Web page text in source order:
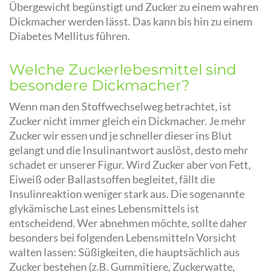
Übergewicht begünstigt und Zucker zu einem wahren
Dickmacher werden lässt. Das kann bis hin zu einem
Diabetes Mellitus führen.
Welche Zuckerlebesmittel sind
besondere Dickmacher?
Wenn man den Stoffwechselweg betrachtet, ist
Zucker nicht immer gleich ein Dickmacher. Je mehr
Zucker wir essen und je schneller dieser ins Blut
gelangt und die Insulinantwort auslöst, desto mehr
schadet er unserer Figur. Wird Zucker aber von Fett,
Eiweiß oder Ballastsoffen begleitet, fällt die
Insulinreaktion weniger stark aus. Die sogenannte
glykämische Last eines Lebensmittels ist
entscheidend. Wer abnehmen möchte, sollte daher
besonders bei folgenden Lebensmitteln Vorsicht
walten lassen: Süßigkeiten, die hauptsächlich aus
Zucker bestehen (z.B. Gummitiere, Zuckerwatte,